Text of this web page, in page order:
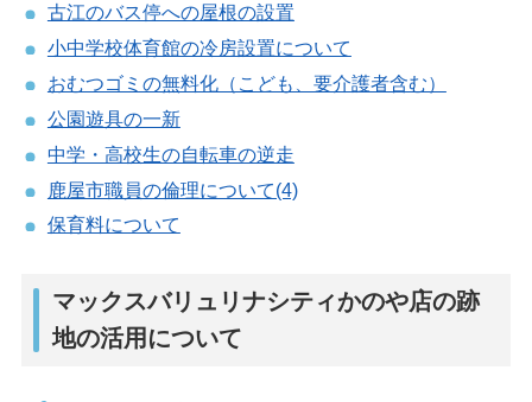
古江のバス停への屋根の設置
小中学校体育館の冷房設置について
おむつゴミの無料化（こども、要介護者含む）
公園遊具の一新
中学・高校生の自転車の逆走
鹿屋市職員の倫理について(4)
保育料について
マックスバリュリナシティかのや店の跡
地の活用について